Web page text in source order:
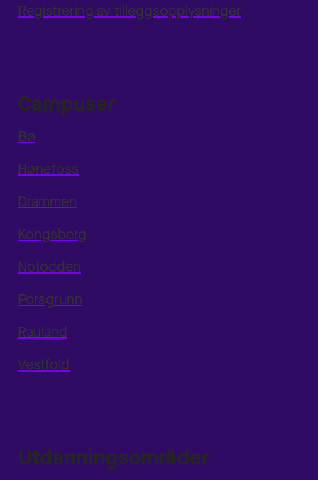
Registrering av tilleggsopplysninger
Campuser
Bø
Hønefoss
Drammen
Kongsberg
Notodden
Porsgrunn
Rauland
Vestfold
Utdanningsområder